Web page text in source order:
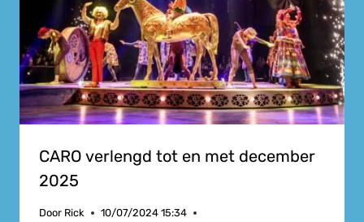
CARO verlengd tot en met december
2025
Door Rick
10/07/2024 15:34